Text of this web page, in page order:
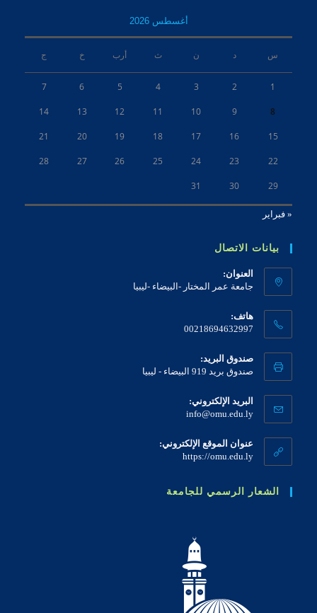
أغسطس 2026
س د ن ث أرب خ ج
1
2
3
4
5
6
7
8
9
10
11
12
13
14
15
16
17
18
19
20
21
22
23
24
25
26
27
28
29
30
31
« فبراير
بيانات الاتصال
العنوان:
جامعة عمر المختار -البيضاء -ليبيا
هاتف:
00218694632997
صندوق البريد:
صندوق بريد 919 البيضاء - ليبيا
البريد الإلكتروني:
info@omu.edu.ly
عنوان الموقع الإلكتروني:
https://omu.edu.ly
الشعار الرسمي للجامعة